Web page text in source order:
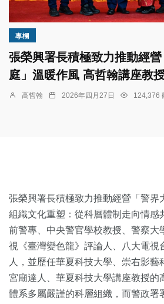
專欄
張榮興署長積極致力推動經
庭」溫暖作風 高哲翰講座教
高哲翰 2026年四月27日 124,376
張榮興署長積極致力推動經營「警界
組織文化重塑：從科層體制走向情感
前警專、中央警官學校教授、警察大
視《臺灣變色龍》評論人、八大電視
人，並歷任華夏科技大學、崇右影藝
宮廟達人、華夏科技大學講座教授的
體系多屬嚴謹的科層組織，而警政署